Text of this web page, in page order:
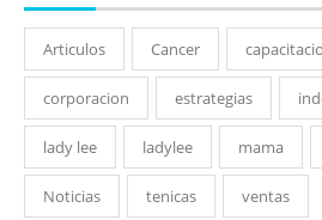
Articulos Cancer
corporacion estrategias
lady lee ladylee mama
Noticias tenicas ventas